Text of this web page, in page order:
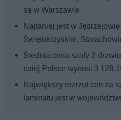
są w Warszawie
Najtaniej jest w
Świętokrzyskim,
Średnia cena szafy 2-
całej Polsce wynosi 3
Największy rozrzut cen za
laminatu jest w